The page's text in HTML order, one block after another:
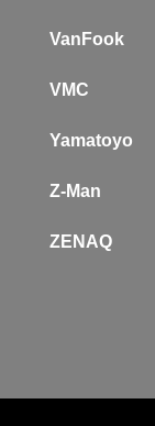
VanFook
VMC
Yamatoyo
Z-Man
ZENAQ